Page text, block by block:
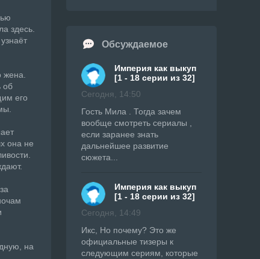
здесь.
об
его
она не
на
Обсуждаемое
Империя как выкуп
[1 - 18 серии из 32]
Сегодня, 14:50
Гость Мила . Тогда зачем
вообще смотреть сериалы ,
если заранее знать
дальнейшее развитие
сюжета...
Империя как выкуп
[1 - 18 серии из 32]
Сегодня, 14:49
Икс, Но почему? Это же
официальные тизеры к
следующим сериям, которые